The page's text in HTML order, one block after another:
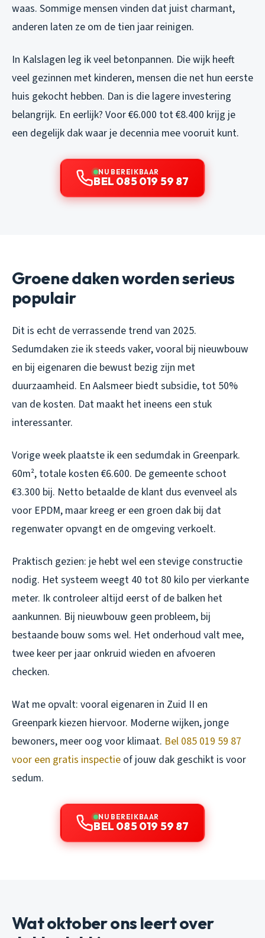
waas. Sommige mensen vinden dat juist charmant,
anderen laten ze om de tien jaar reinigen.
In Kalslagen leg ik veel betonpannen. Die wijk heeft
veel gezinnen met kinderen, mensen die net hun eerste
huis gekocht hebben. Dan is die lagere investering
belangrijk. En eerlijk? Voor €6.000 tot €8.400 krijg je
een degelijk dak waar je decennia mee vooruit kunt.
NU BEREIKBAAR
BEL 085 019 59 87
Groene daken worden serieus
populair
Dit is echt de verrassende trend van 2025.
Sedumdaken zie ik steeds vaker, vooral bij nieuwbouw
en bij eigenaren die bewust bezig zijn met
duurzaamheid. En Aalsmeer biedt subsidie, tot 50%
van de kosten. Dat maakt het ineens een stuk
interessanter.
Vorige week plaatste ik een sedumdak in Greenpark.
60m², totale kosten €6.600. De gemeente schoot
€3.300 bij. Netto betaalde de klant dus evenveel als
voor EPDM, maar kreeg er een groen dak bij dat
regenwater opvangt en de omgeving verkoelt.
Praktisch gezien: je hebt wel een stevige constructie
nodig. Het systeem weegt 40 tot 80 kilo per vierkante
meter. Ik controleer altijd eerst of de balken het
aankunnen. Bij nieuwbouw geen probleem, bij
bestaande bouw soms wel. Het onderhoud valt mee,
twee keer per jaar onkruid wieden en afvoeren
checken.
Wat me opvalt: vooral eigenaren in Zuid II en
Greenpark kiezen hiervoor. Moderne wijken, jonge
bewoners, meer oog voor klimaat. Bel 085 019 59 87
voor een gratis inspectie of jouw dak geschikt is voor
sedum.
NU BEREIKBAAR
BEL 085 019 59 87
Wat oktober ons leert over